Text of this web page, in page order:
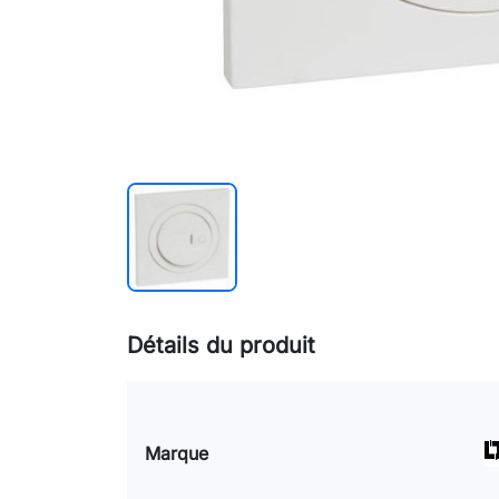
Détails du produit
Marque